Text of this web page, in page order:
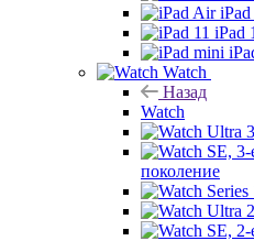
iPad
Watch
Назад
Watch
поколение